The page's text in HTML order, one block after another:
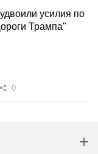
усилия по
Трампа"
0